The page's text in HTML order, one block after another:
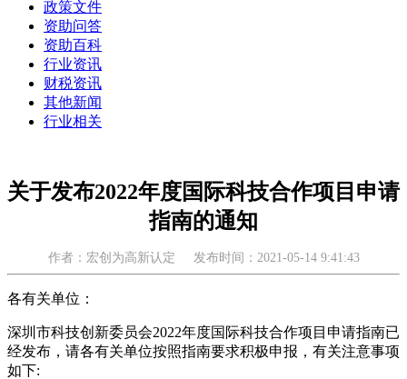
政策文件
资助问答
资助百科
行业资讯
财税资讯
其他新闻
行业相关
关于发布2022年度国际科技合作项目申请
指南的通知
作者：宏创为高新认定 发布时间：2021-05-14 9:41:43
各有关单位：
深圳市科技创新委员会2022年度国际科技合作项目申请指南已
经发布，请各有关单位按照指南要求积极申报，有关注意事项
如下: